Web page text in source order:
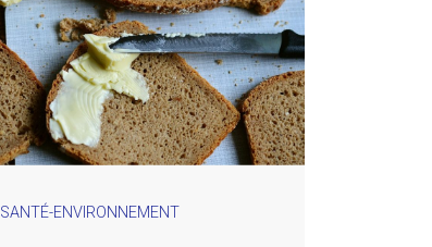
SANTÉ-ENVIRONNEMENT